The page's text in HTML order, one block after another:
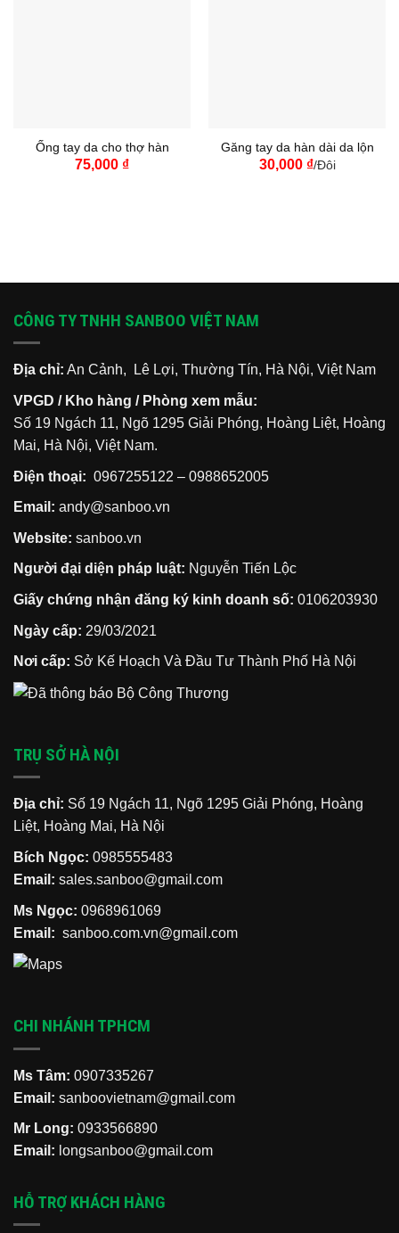
Ống tay da cho thợ hàn
75,000 ₫
Găng tay da hàn dài da lộn
30,000 ₫/Đôi
CÔNG TY TNHH SANBOO VIỆT NAM
Địa chỉ: An Cảnh, Lê Lợi, Thường Tín, Hà Nội, Việt Nam
VPGD / Kho hàng / Phòng xem mẫu:
Số 19 Ngách 11, Ngõ 1295 Giải Phóng, Hoàng Liệt, Hoàng
Mai, Hà Nội, Việt Nam.
Điện thoại: 0967255122 – 0988652005
Email: andy@sanboo.vn
Website: sanboo.vn
Người đại diện pháp luật: Nguyễn Tiến Lộc
Giấy chứng nhận đăng ký kinh doanh số: 0106203930
Ngày cấp: 29/03/2021
Nơi cấp: Sở Kế Hoạch Và Đầu Tư Thành Phố Hà Nội
TRỤ SỞ HÀ NỘI
Địa chỉ: Số 19 Ngách 11, Ngõ 1295 Giải Phóng, Hoàng
Liệt, Hoàng Mai, Hà Nội
Bích Ngọc: 0985555483
Email: sales.sanboo@gmail.com
Ms Ngọc: 0968961069
Email: sanboo.com.vn@gmail.com
CHI NHÁNH TPHCM
Ms Tâm: 0907335267
Email: sanboovietnam@gmail.com
Mr Long: 0933566890
Email: longsanboo@gmail.com
HỖ TRỢ KHÁCH HÀNG